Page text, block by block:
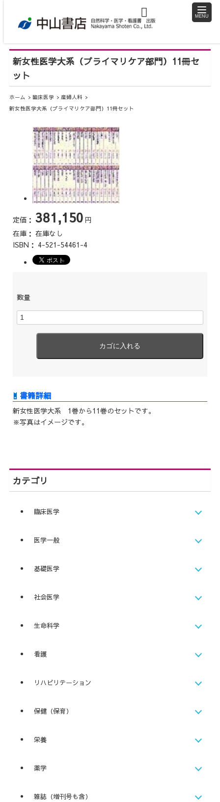
toggle
新女性医学大系（プライマリケア部門）11冊セ
ット
ホーム 臨床医学
産婦人科
新女性医学大系（プライマリケア部門）11冊セット
定価： 381,150 円
在庫： 在庫なし
ISBN： 4-521-54461-4
数量
新女性医学大系 1巻から11巻のセットです。
※写真はイメージです。
カテゴリ
臨床医学
医学一般
基礎医学
社会医学
生命科学
看護
リハビリテーション
保健（保育）
栄養
薬学
雑誌（増刊号も含）